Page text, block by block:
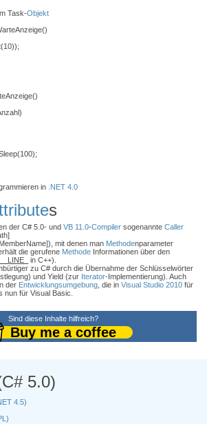
Task-Objekt
in .NET 4.0
s
der C# 5.0- und VB 11.0-Compiler sogenannte Caller
mit denen man Methodenparameter
die gerufene Methode Informationen über den
in C++).
zu C# durch die Übernahme der Schlüsselwörter
und Yield (zur Iterator-Implementierung). Auch
der Entwicklungsumgebung , die in Visual Studio 2010 für
nun für Visual Basic.
Sind diese Inhalte hilfreich?
Buy me a coffee
5.0)
4.5)